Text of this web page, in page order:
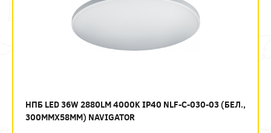
НПБ LED 36W 2880LM 4000K IP40 NLF-C-030-03 (БЕЛ.,
300ММХ58ММ) NAVIGATOR